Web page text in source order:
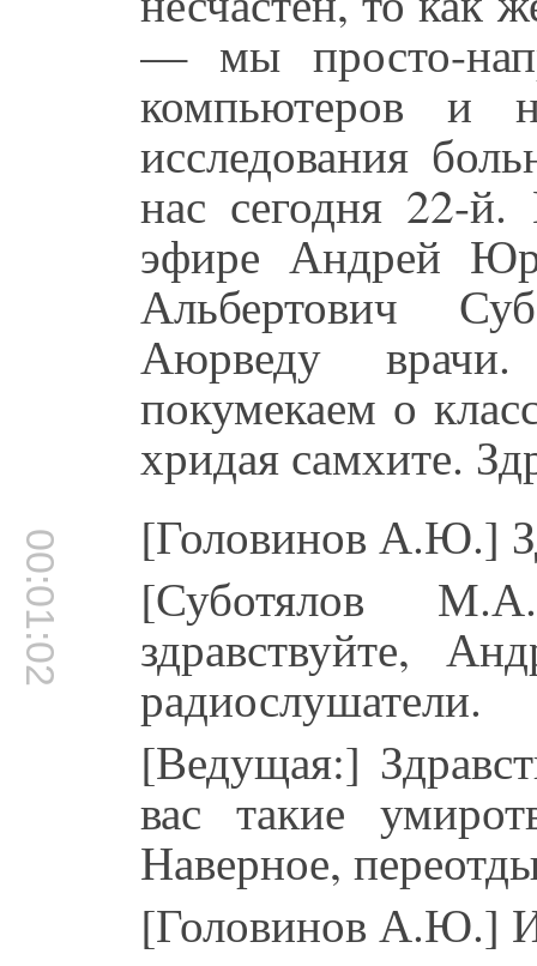
— мы просто-
компьютеров и
исследования
нас сегодня 22-
эфире Андрей
Альбертович
Аюрведу
покумекаем о
хридая самхите.
00:01:02
[Головинов А.Ю.]
[Суботялов
здравствуйте,
радиослушатели.
[Ведущая:]
вас такие
Наверное,
[Головинов А.Ю.]